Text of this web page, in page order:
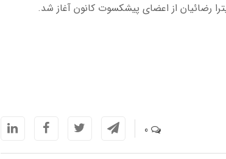
رضائیان از اعضای پیشکسوت کانون آغاز شد.
0